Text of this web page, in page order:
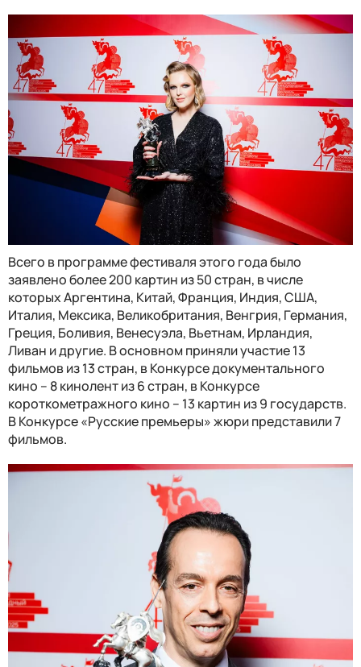
Всего в программе фестиваля этого года было
заявлено более 200 картин из 50 стран, в числе
которых Аргентина, Китай, Франция, Индия, США,
Италия, Мексика, Великобритания, Венгрия, Германия,
Греция, Боливия, Венесуэла, Вьетнам, Ирландия,
Ливан и другие. В основном приняли участие 13
фильмов из 13 стран, в Конкурсе документального
кино – 8 кинолент из 6 стран, в Конкурсе
короткометражного кино – 13 картин из 9 государств.
В Конкурсе «Русские премьеры» жюри представили 7
фильмов.